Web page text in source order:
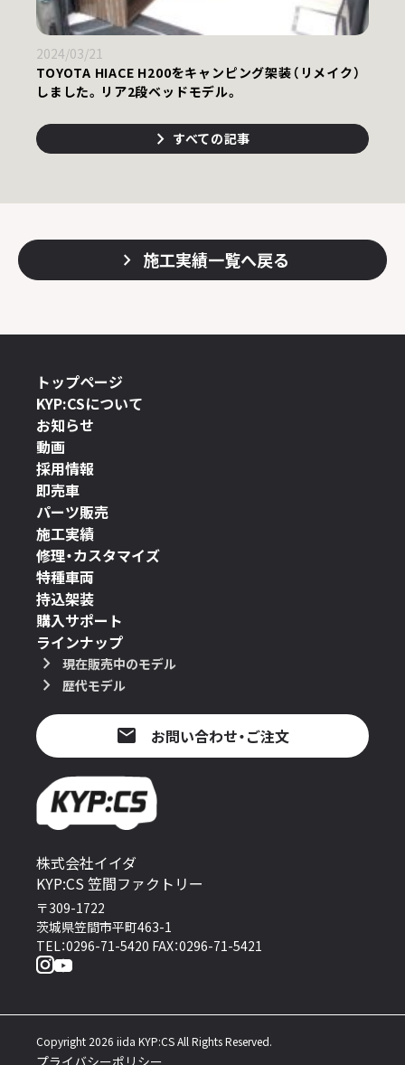
2024/03/21
TOYOTA HIACE H200をキャンピング架装（リメイク）
しました。リア2段ベッドモデル。
すべての記事
施工実績一覧へ戻る
株式会社イイダ
KYP:CS 笠間ファクトリー
〒309-1722
茨城県笠間市平町463-1
TEL：0296-71-5420 FAX：0296-71-5421
トップページ
KYP:CSについて
お知らせ
動画
採用情報
即売車
パーツ販売
施工実績
修理・カスタマイズ
特種車両
持込架装
購入サポート
ラインナップ
現在販売中のモデル
歴代モデル
お問い合わせ・ご注文
Copyright 2026 iida KYP:CS All Rights Reserved.